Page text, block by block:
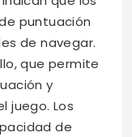
puntuación
de navegar.
que permite
y
juego. Los
de